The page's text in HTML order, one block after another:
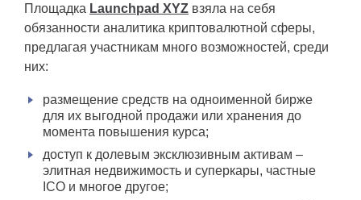
Площадка Launchpad XYZ взяла на себя
обязанности аналитика криптовалютной сферы,
предлагая участникам много возможностей, среди
них:
размещение средств на одноименной бирже
для их выгодной продажи или хранения до
момента повышения курса;
доступ к долевым эксклюзивным активам –
элитная недвижимость и суперкары, частные
ICO и многое другое;